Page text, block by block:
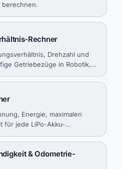
berechnen.
Rechner
Drehzahl und
Getriebezüge in Robotik,
Energie, maximalen
für jede LiPo-Akku-
& Odometrie-